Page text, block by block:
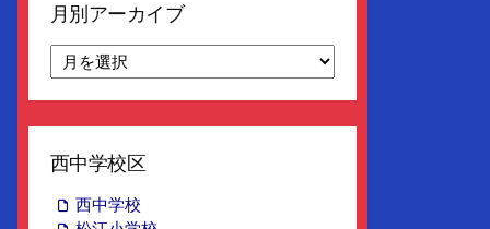
月別アーカイブ
別
ア
ー
イ
西中学校区
西中学校